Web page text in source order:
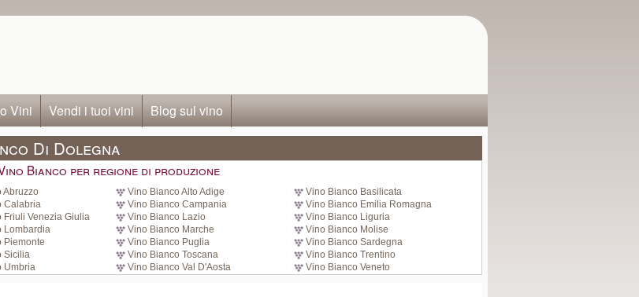
Vini Vendi i tuoi vini Blog sul vino
Di Dolegna
Bianco per regione di produzione
Abruzzo Vino Bianco Alto Adige
Vino Bianco Basilicata
Calabria
Vino Bianco Campania
Vino Bianco Emilia Romagna
Friuli Venezia Giulia
Vino Bianco Lazio
Vino Bianco Liguria
Lombardia
Vino Bianco Marche
Vino Bianco Molise
Piemonte
Vino Bianco Puglia
Vino Bianco Sardegna
Sicilia
Vino Bianco Toscana
Vino Bianco Trentino
Umbria
Vino Bianco Val D'Aosta Vino Bianco Veneto